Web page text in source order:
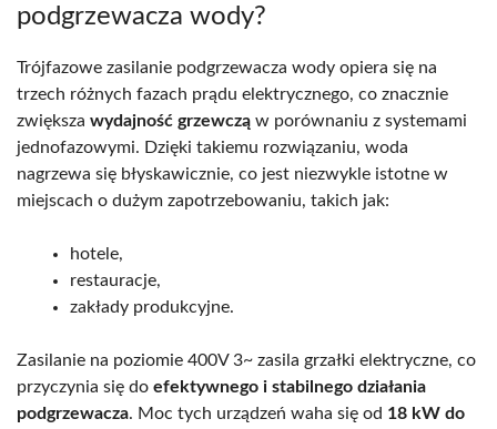
podgrzewacza wody?
Trójfazowe zasilanie podgrzewacza wody opiera się na
trzech różnych fazach prądu elektrycznego, co znacznie
zwiększa wydajność grzewczą w porównaniu z systemami
jednofazowymi. Dzięki takiemu rozwiązaniu, woda
nagrzewa się błyskawicznie, co jest niezwykle istotne w
miejscach o dużym zapotrzebowaniu, takich jak:
hotele,
restauracje,
zakłady produkcyjne.
Zasilanie na poziomie 400V 3~ zasila grzałki elektryczne, co
przyczynia się do efektywnego i stabilnego działania
podgrzewacza. Moc tych urządzeń waha się od 18 kW do